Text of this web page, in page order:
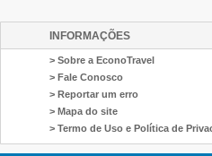
INFORMAÇÕES
> Sobre a EconoTravel
> Fale Conosco
> Reportar um erro
> Mapa do site
> Termo de Uso e Política de